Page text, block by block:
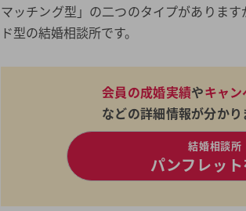
マッチング型」の二つのタイプがありま
ド型の結婚相談所です。
会員の成婚実績やキャ
などの詳細情報が分かり
結婚相談
パンフレッ